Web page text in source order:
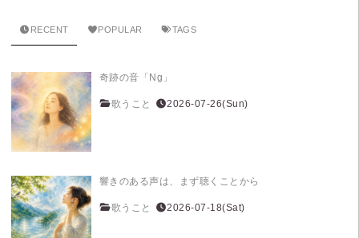
RECENT POPULAR TAGS
奇跡の音「Ng」
歌うこと 2026-07-26(Sun)
響きのある声は、まず聴くことから
歌うこと 2026-07-18(Sat)